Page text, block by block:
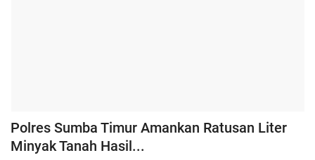
Polres Sumba Timur Amankan Ratusan Liter
Minyak Tanah Hasil...